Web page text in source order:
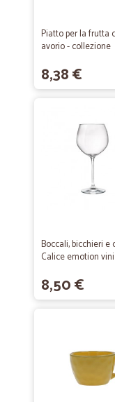
Piatto per la frutta
avorio - collezione
8,38 €
Boccali, bicchieri e
Calice emotion
8,50 €